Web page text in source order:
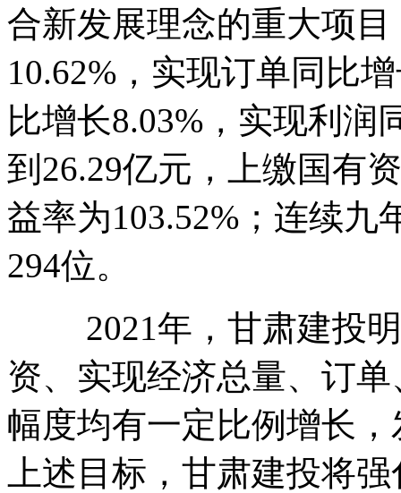
合新发展理念的重大项
10.62%，实现订单同比
比增长8.03%，实现利润
到26.29亿元，上缴国有
益率为103.52%；连续九
294位。
2021年，甘肃建投明
资、实现经济总量、订
幅度均有一定比例增长
上述目标，甘肃建投将